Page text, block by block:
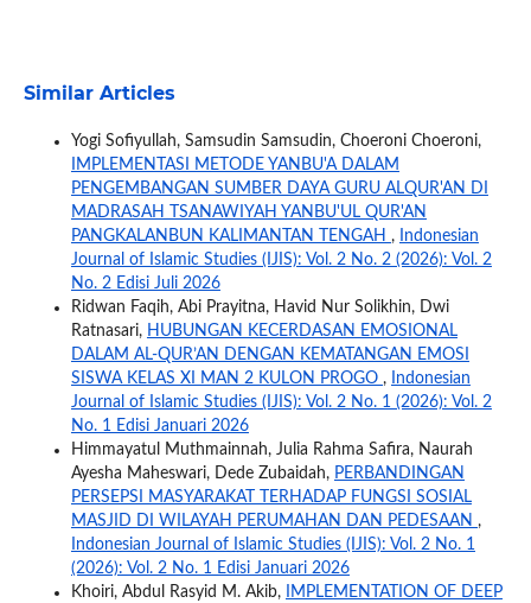
Similar Articles
Yogi Sofiyullah, Samsudin Samsudin, Choeroni Choeroni,
IMPLEMENTASI METODE YANBU'A DALAM
PENGEMBANGAN SUMBER DAYA GURU ALQUR'AN DI
MADRASAH TSANAWIYAH YANBU'UL QUR'AN
PANGKALANBUN KALIMANTAN TENGAH ,
Indonesian
Journal of Islamic Studies (IJIS): Vol. 2 No. 2 (2026): Vol. 2
No. 2 Edisi Juli 2026
Ridwan Faqih, Abi Prayitna, Havid Nur Solikhin, Dwi
Ratnasari, HUBUNGAN KECERDASAN EMOSIONAL
DALAM AL-QUR’AN DENGAN KEMATANGAN EMOSI
SISWA KELAS XI MAN 2 KULON PROGO ,
Indonesian
Journal of Islamic Studies (IJIS): Vol. 2 No. 1 (2026): Vol. 2
No. 1 Edisi Januari 2026
Himmayatul Muthmainnah, Julia Rahma Safira, Naurah
Ayesha Maheswari, Dede Zubaidah, PERBANDINGAN
PERSEPSI MASYARAKAT TERHADAP FUNGSI SOSIAL
MASJID DI WILAYAH PERUMAHAN DAN PEDESAAN ,
Indonesian Journal of Islamic Studies (IJIS): Vol. 2 No. 1
(2026): Vol. 2 No. 1 Edisi Januari 2026
Khoiri, Abdul Rasyid M. Akib,
IMPLEMENTATION OF DEEP